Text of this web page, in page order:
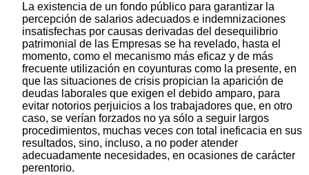
La existencia de un fondo público para garantizar la
percepción de salarios adecuados e indemnizaciones
insatisfechas por causas derivadas del desequilibrio
patrimonial de las Empresas se ha revelado, hasta el
momento, como el mecanismo más eficaz y de más
frecuente utilización en coyunturas como la presente, en
que las situaciones de crisis propician la aparición de
deudas laborales que exigen el debido amparo, para
evitar notorios perjuicios a los trabajadores que, en otro
caso, se verían forzados no ya sólo a seguir largos
procedimientos, muchas veces con total ineficacia en sus
resultados, sino, incluso, a no poder atender
adecuadamente necesidades, en ocasiones de carácter
perentorio.